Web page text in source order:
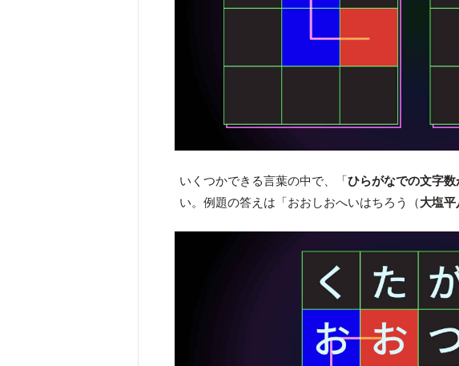
いくつかできる言葉の中で、「ひらがなでの文字数
い。例題の答えは「おおしおへいはちろう（大塩平